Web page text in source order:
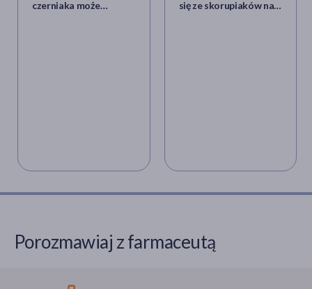
czerniaka może
się ze skorupiaków na
Porozmawiaj z farmaceutą